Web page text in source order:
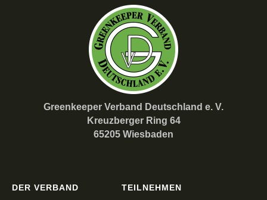
Greenkeeper Verband Deutschland e. V.
Kreuzberger Ring 64
65205 Wiesbaden
DER VERBAND TEILNEHMEN